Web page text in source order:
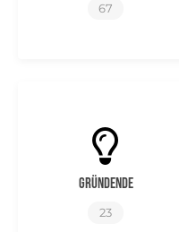
67
Gründende
23